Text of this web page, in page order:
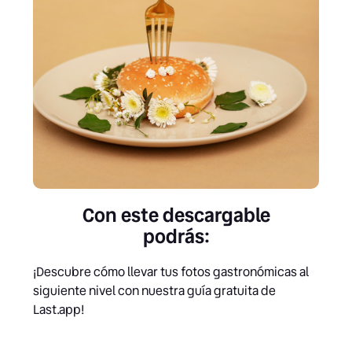
Con este descargable
podrás:
¡Descubre cómo llevar tus fotos gastronómicas al
siguiente nivel con nuestra guía gratuita de
Last.app!